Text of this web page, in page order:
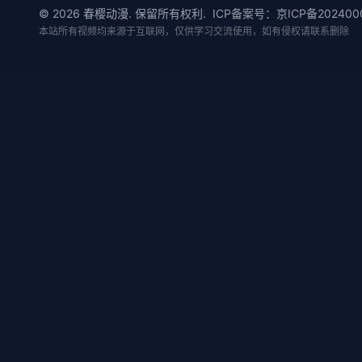
© 2026 春樱动漫. 保留所有权利. ICP备案号：京ICP备
本站所有视频均来源于互联网，仅供学习交流使用，如有侵权请联系删除